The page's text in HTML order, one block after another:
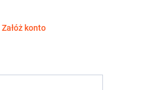
Załóż konto